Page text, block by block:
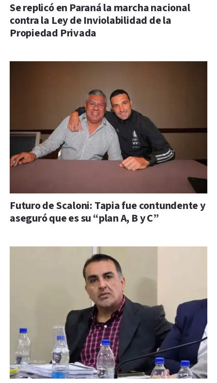
Se replicó en Paraná la marcha nacional
contra la Ley de Inviolabilidad de la
Propiedad Privada
Futuro de Scaloni: Tapia fue contundente y
aseguró que es su “plan A, B y C”